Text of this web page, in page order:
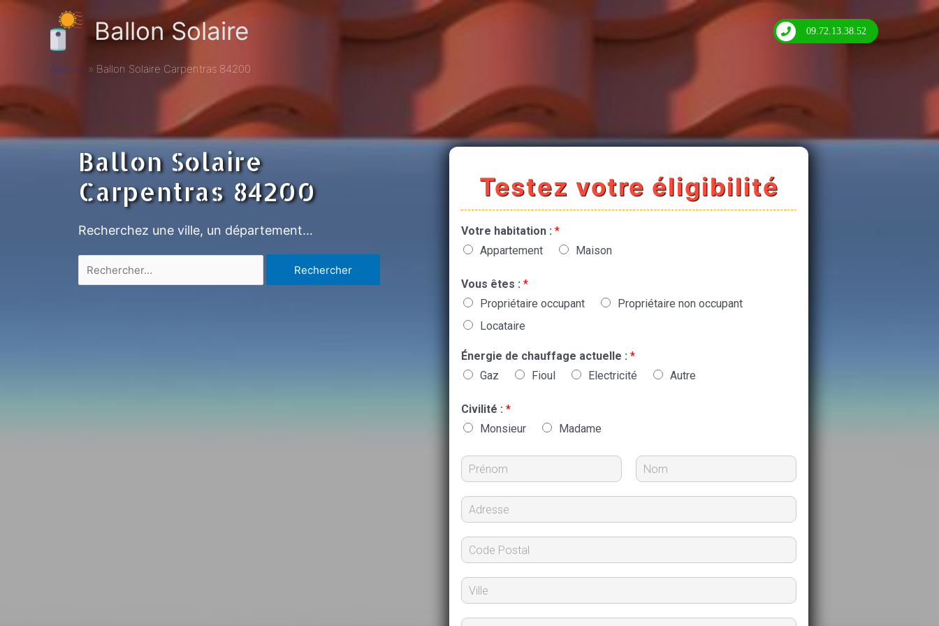
Ballon Solaire 09.72.13.38.52
Accueil Ballon Solaire Carpentras 84200
Ballon Solaire
Carpentras 84200
Recherchez une ville, un département…
Testez votre éligibilité
Votre habitation : *
Appartement
Maison
Vous êtes : *
Propriétaire occupant
Propriétaire non occupant
Locataire
Énergie de chauffage actuelle : *
Gaz
Fioul Electricité Autre
Civilité : *
Monsieur
Madame